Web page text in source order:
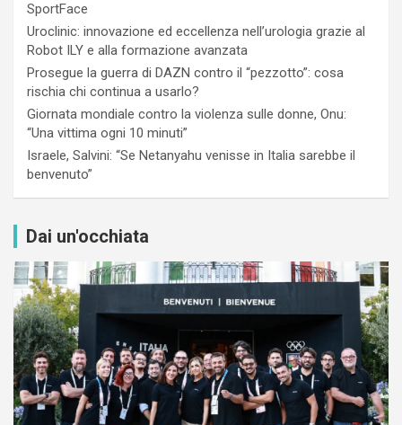
SportFace
Uroclinic: innovazione ed eccellenza nell’urologia grazie al
Robot ILY e alla formazione avanzata
Prosegue la guerra di DAZN contro il “pezzotto”: cosa
rischia chi continua a usarlo?
Giornata mondiale contro la violenza sulle donne, Onu:
“Una vittima ogni 10 minuti”
Israele, Salvini: “Se Netanyahu venisse in Italia sarebbe il
benvenuto”
Dai un'occhiata